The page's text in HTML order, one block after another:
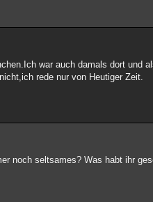
war auch damals dort und
rede nur von Heutiger Zeit.
noch seltsames? Was habt ihr